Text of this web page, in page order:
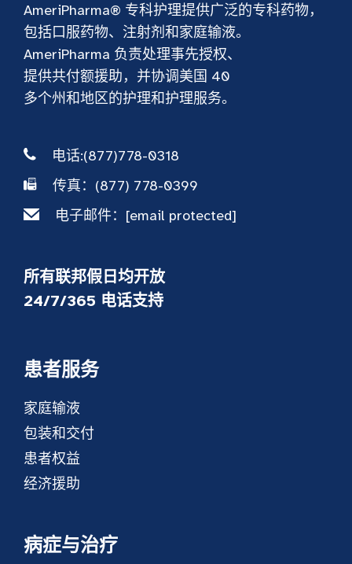
AmeriPharma® 专科护理提供广泛的专科药物，
包括口服药物、注射剂和家庭输液。
AmeriPharma 负责处理事先授权、
提供共付额援助，并协调美国 40
多个州和地区的护理和护理服务。
电话:(877)778-0318
传真：(877) 778-0399
电子邮件： [email protected]
所有联邦假日均开放
24/7/365 电话支持
患者服务
家庭输液
包装和交付
患者权益
经济援助
病症与治疗